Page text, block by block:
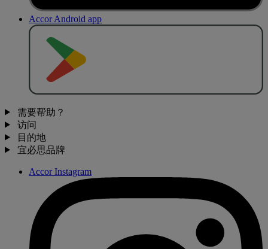
Accor Android app
需要帮助？
访问
目的地
宜必思品牌
Accor Instagram